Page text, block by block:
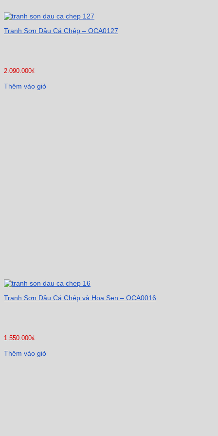
Tranh Sơn Dầu Cá Chép – OCA0127
2.090.000₫
Thêm vào giỏ
Tranh Sơn Dầu Cá Chép và Hoa Sen – OCA0016
1.550.000₫
Thêm vào giỏ